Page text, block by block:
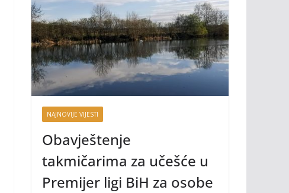
NAJNOVIJE VIJESTI
Obavještenje
takmičarima za učešće u
Premijer ligi BiH za osobe